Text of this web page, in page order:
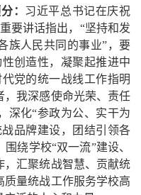
： 习近平总书记在庆祝
要讲话指出，“坚持和发
族人民共同的事业”，要
创造性，凝聚起推进中
党的统一战线工作指明
，我深感使命光荣、责任
深化“参政为公、实干为
品牌建设，团结引领各
绕学校“双一流”建设、
，汇聚统战智慧、贡献统
质量统战工作服务学校高